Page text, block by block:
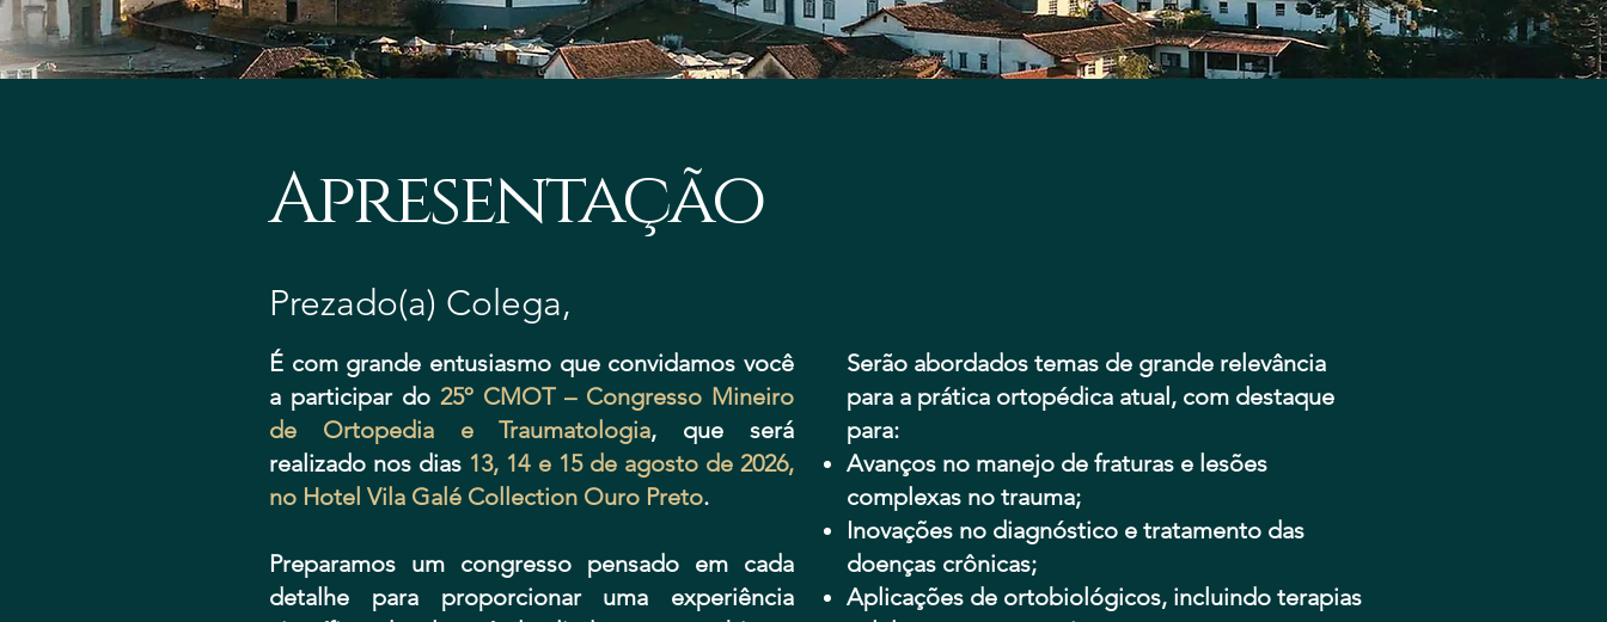
Apresentação
Prezado(a) Colega,
É com grande entusiasmo que convidamos você
a participar do 25º CMOT – Congresso Mineiro
de Ortopedia e Traumatologia, que será
realizado nos dias 13, 14 e 15 de agosto de 2026,
no Hotel Vila Galé Collection Ouro Preto.
Preparamos um congresso pensado em cada
detalhe para proporcionar uma experiência
Serão abordados temas de grande relevância
para a prática ortopédica atual, com destaque
para:
Avanços no manejo de fraturas e lesões
complexas no trauma;
Inovações no diagnóstico e tratamento das
doenças crônicas;
Aplicações de ortobiológicos, incluindo terapias